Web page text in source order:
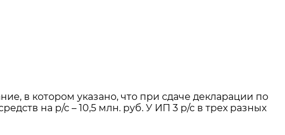
в котором указано, что при сдаче декларации по
на р/с – 10,5 млн. руб. У ИП 3 р/с в трех разных